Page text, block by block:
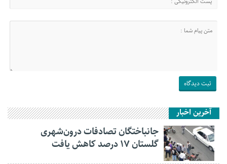
آخرین اخبار
جانباختگان تصادفات درون‌شهری
گلستان ۱۷ درصد کاهش یافت